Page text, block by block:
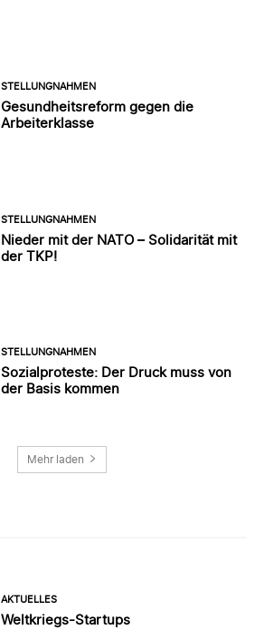
STELLUNGNAHMEN
Gesundheitsreform gegen die
Arbeiterklasse
STELLUNGNAHMEN
Nieder mit der NATO – Solidarität mit
der TKP!
STELLUNGNAHMEN
Sozialproteste: Der Druck muss von
der Basis kommen
Mehr laden
AKTUELLES
Weltkriegs-Startups